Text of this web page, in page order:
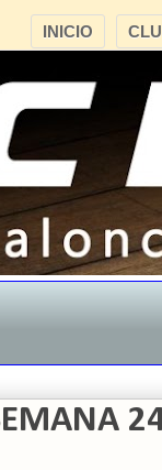
INICIO